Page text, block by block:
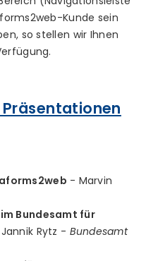
Kunde sein
so stellen wir Ihnen
- Marvin
Bundesamt für
Rytz - Bundesamt